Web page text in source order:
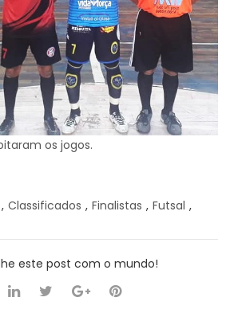
os jogos.
, Classificados , Finalistas , Futsal ,
este post com o mundo!